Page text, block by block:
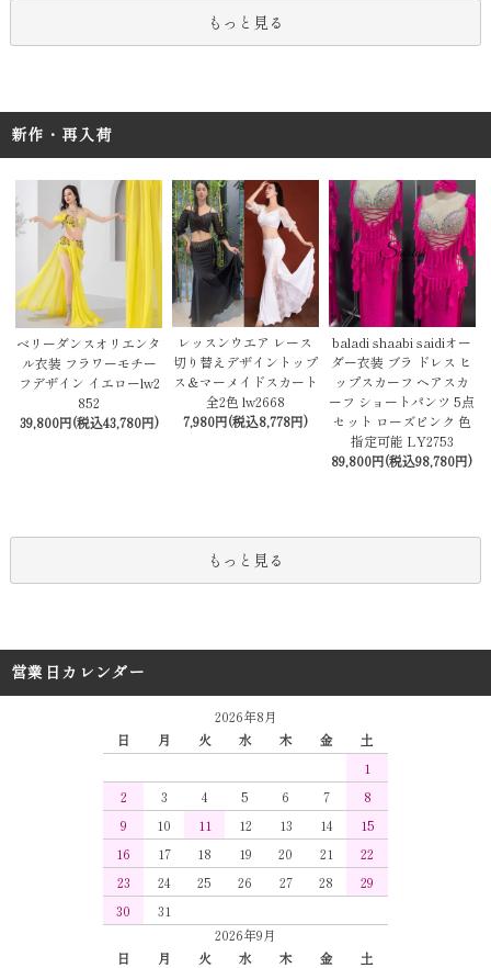
もっと見る
新作・再入荷
ベリーダンスオリエンタ
ル衣装 フラワーモチー
フデザイン イエローlw2
852
39,800円(税込43,780円)
レッスンウエア レース
切り替えデザイントップ
ス＆マーメイドスカート
全2色 lw2668
7,980円(税込8,778円)
baladi shaabi saidiオー
ダー衣装 ブラ ドレス ヒ
ップスカーフ ヘアスカ
ーフ ショートパンツ 5点
セット ローズピンク 色
指定可能 LY2753
89,800円(税込98,780円)
もっと見る
営業日カレンダー
2026年8月
日
月 火 水 木 金
土
1
2
3 4 5 6 7
8
9
10 11 12 13 14
15
16
17 18 19 20 21
22
23
24 25 26 27 28
29
30
31
2026年9月
日
月 火 水 木 金
土